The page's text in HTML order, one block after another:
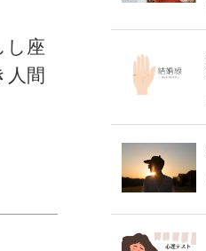
し座
人間